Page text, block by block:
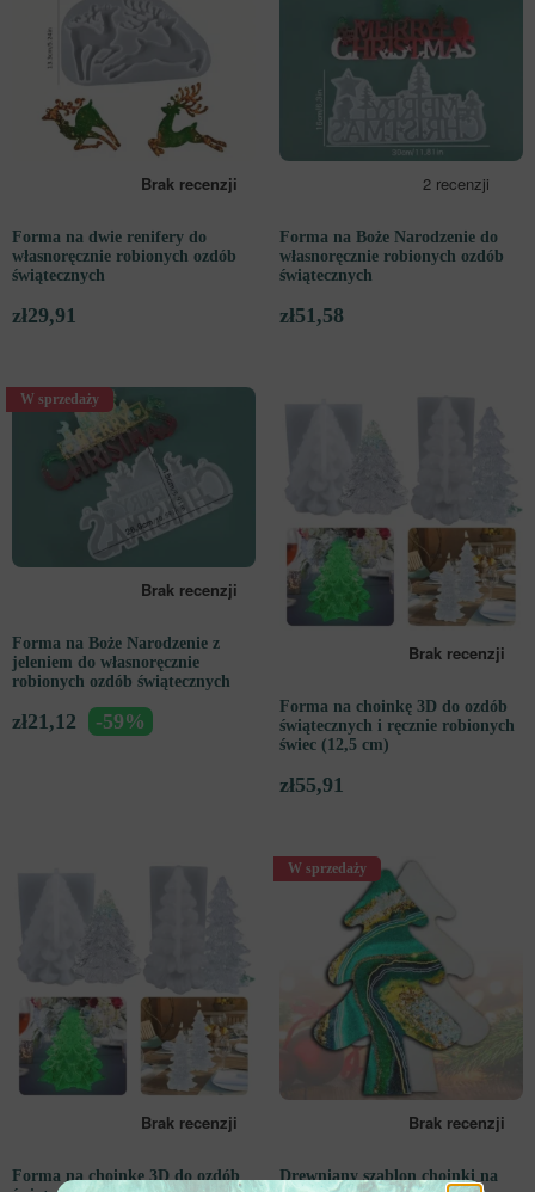
Forma na dwie renifery do
własnoręcznie robionych ozdób
świątecznych
zł29,91
Forma na Boże Narodzenie do
własnoręcznie robionych ozdób
świątecznych
zł51,58
W sprzedaży
Forma na Boże Narodzenie z
jeleniem do własnoręcznie
robionych ozdób świątecznych
zł21,12 -59%
Forma na choinkę 3D do ozdób
świątecznych i ręcznie robionych
świec (12,5 cm)
zł55,91
Forma na choinkę 3D do ozdób
W sprzedaży
Drewniany szablon choinki na